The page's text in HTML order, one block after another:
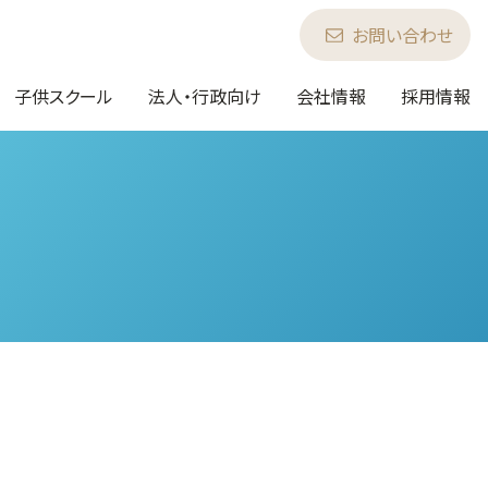
子供スクール 法人・行政向け 会社情報 採用情報
お問い合わせ